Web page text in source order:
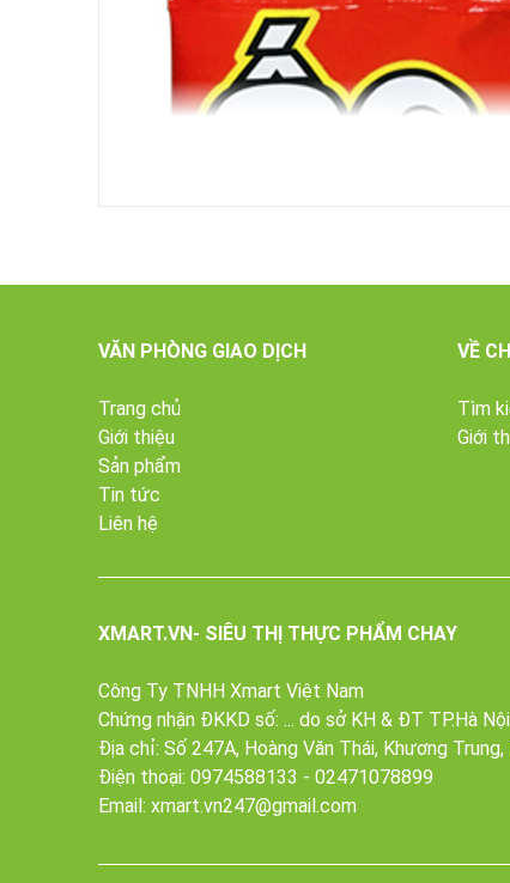
Ốc Bươu chay Âu Lạc 210g là sản phẩm chay
không chứa thành phần hoá chất gây độc hại cho
Ốc Bươu chay có thể dễ dàng chế biến thành
210g được thiết kế gói nhỏ rất tiện lợi cho sử dụng
VĂN PHÒNG GIAO DỊCH
Trang chủ
Giới thiệu
Sản phẩm
Tin tức
Liên hệ
VỀ
Tìm
Giới
XMART.VN- SIÊU THỊ THỰC PHẨM CHAY
Công Ty TNHH Xmart Việt Nam
Chứng nhận ĐKKD số: ... do sở KH & ĐT TP.Hà
Địa chỉ: Số 247A, Hoàng Văn Thái, Khương Trung,
Điện thoại: 0974588133 - 02471078899
Email: xmart.vn247@gmail.com